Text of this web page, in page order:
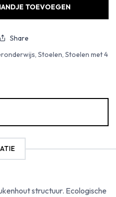
TOEVOEGEN
Share
Stoelen, Stoelen met 4
structuur. Ecologische